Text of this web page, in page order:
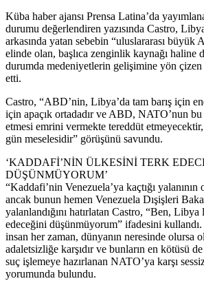
Küba haber ajansı Prensa Latina’da
durumu değerlendiren yazısında Castro,
arkasında yatan sebebin “uluslararası büyük
elinde olan, başlıca zenginlik kaynağı haline
durumda medeniyetlerin gelişimine yön
etti.
Castro, “ABD’nin, Libya’da tam barış için
için apaçık ortadadır ve ABD, NATO’nun
etmesi emrini vermekte tereddüt
gün meselesidir” görüşünü savundu.
‘KADDAFİ’NİN ÜLKESİNİ TERK
DÜŞÜNMÜYORUM’
“Kaddafi’nin Venezuela’ya kaçtığı yalanının
ancak bunun hemen Venezuela Dışişleri
yalanlandığını hatırlatan Castro, “Ben,
edeceğini düşünmüyorum” ifadesini
insan her zaman, dünyanın neresinde olursa
adaletsizliğe karşıdır ve bunların en kötüsü
suç işlemeye hazırlanan NATO’ya karşı
yorumunda bulundu.